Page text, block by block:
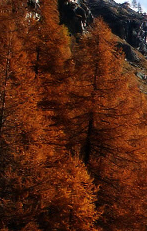
Gyümölcsöt saját Énem számára.
17. hét
Így szól a kozmikus Ige,
Melyet érzékeim kapuin
Vezethettem lelkem mélységeibe:
Kozmikus távlataimmal töltsd be
Szellemed mélységeit, hogy
Megtalálhass engem -
18. hét
Kitágíthatom-e annyira a lelkem,
Hogy a kozmikus Igével
Melynek csíráját már magába
Úgy sejtem, hogy új erőre kapva
Lelkemet méltóvá kell tennem arra,
Hogy önmagát a szellem ruhájává
19. hét
Hogy emlékezetemmel titkon
Amit most újonnan magamba
S további törekvésem célja az
Hogy új erőre kapva ébresszen
Saját belső erőket lelkemben,
S létrejőve adjon át önmagamnak